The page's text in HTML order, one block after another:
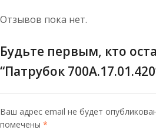
Отзывов пока нет.
Будьте первым, кто
“Патрубок
Ваш адрес email не будет
помечены *